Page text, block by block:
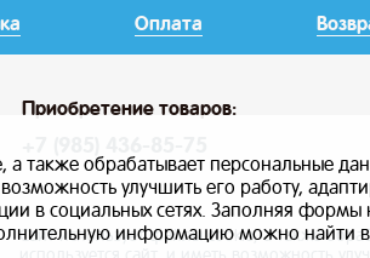
Оплата
Приобретение товаров:
Сайт использует файлы cookie, а также
а также обрабатывает персональные
возможность улучшить его работу,
в социальных сетях. Заполняя формы
информацию можно найти